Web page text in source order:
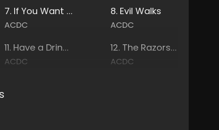
7. If You Want Blood You've Got It
ACDC
8. Evil Walks
ACDC
11. Have a Drink on Me
ACDC
12. The Razors Edge
ACDC